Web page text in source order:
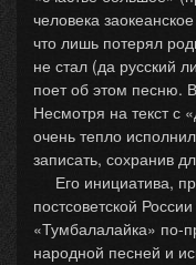
человека
что лишь потерял
не стал (да русский
поет об этом песню.
Несмотря на текст с
очень тепло
записать, сохранив
Его инициатива,
постсоветской
«Тумбалалайка» по-
народной песней и